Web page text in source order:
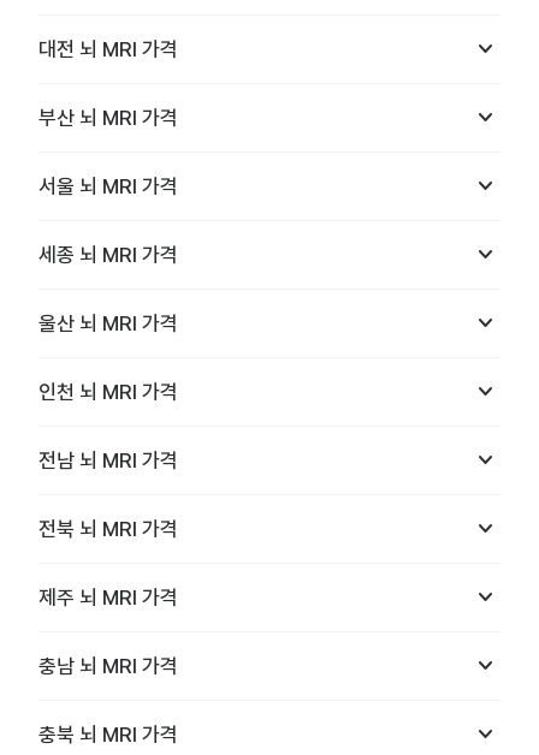
대전 뇌 MRI 가격 keyboard_arrow_down
부산 뇌 MRI 가격 keyboard_arrow_down
서울 뇌 MRI 가격 keyboard_arrow_down
세종 뇌 MRI 가격 keyboard_arrow_down
울산 뇌 MRI 가격 keyboard_arrow_down
인천 뇌 MRI 가격 keyboard_arrow_down
전남 뇌 MRI 가격 keyboard_arrow_down
전북 뇌 MRI 가격 keyboard_arrow_down
제주 뇌 MRI 가격 keyboard_arrow_down
충남 뇌 MRI 가격 keyboard_arrow_down
충북 뇌 MRI 가격 keyboard_arrow_down